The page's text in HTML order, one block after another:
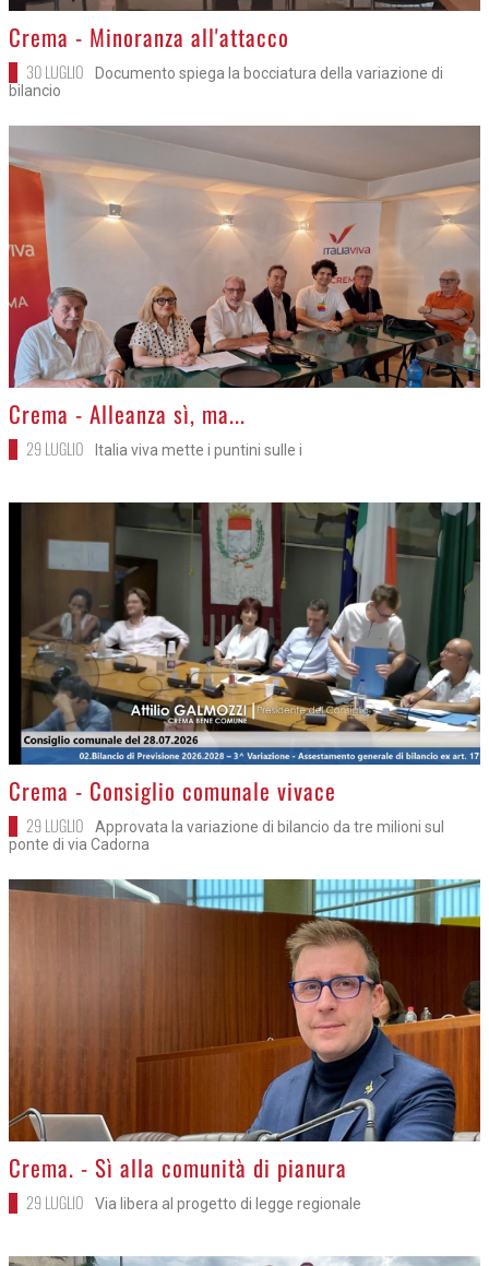
>
Crema - Minoranza all'attacco
30 LUGLIO
Documento spiega la bocciatura della variazione di
bilancio
>
Crema - Alleanza sì, ma...
29 LUGLIO Italia viva mette i puntini sulle i
>
Crema - Consiglio comunale vivace
29 LUGLIO
Approvata la variazione di bilancio da tre milioni sul
ponte di via Cadorna
>
Crema. - Sì alla comunità di pianura
29 LUGLIO Via libera al progetto di legge regionale